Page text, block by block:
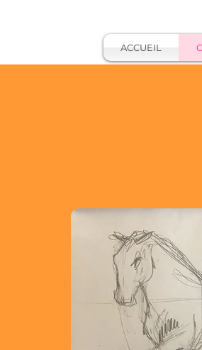
ACCUEIL